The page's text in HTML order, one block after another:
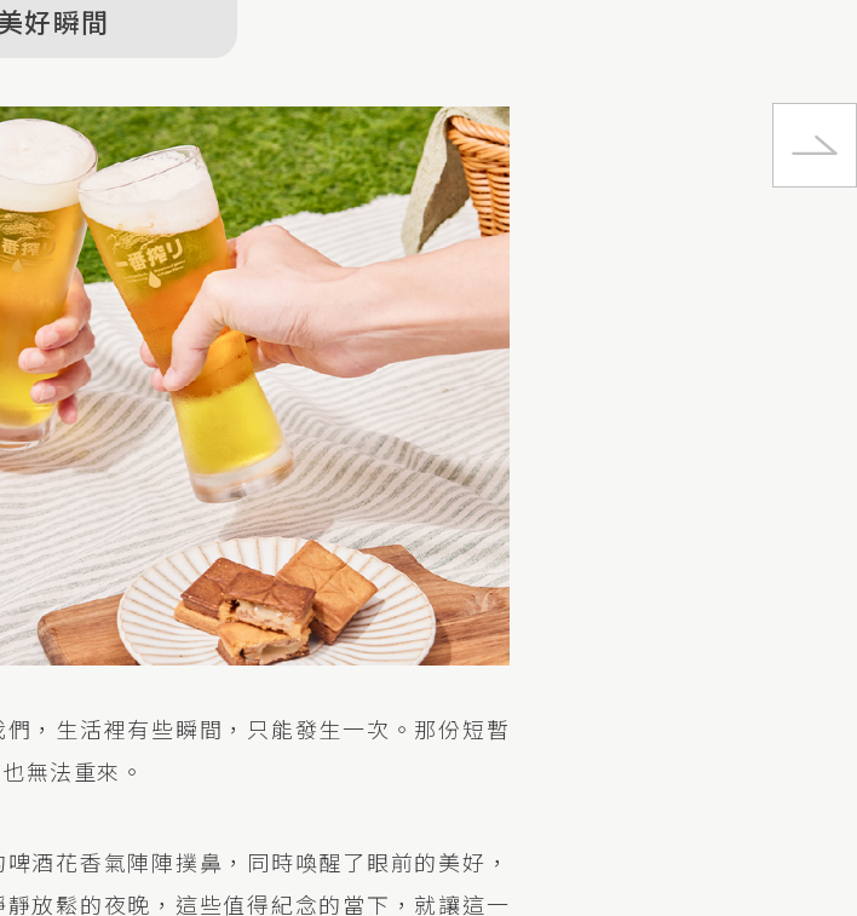
好瞬間
，生活裡有些瞬間，只能發生一次。那份短暫
無法重來。
酒花香氣陣陣撲鼻，同時喚醒了眼前的美好，
放鬆的夜晚，這些值得紀念的當下，就讓這一
宮廷
蘆洲